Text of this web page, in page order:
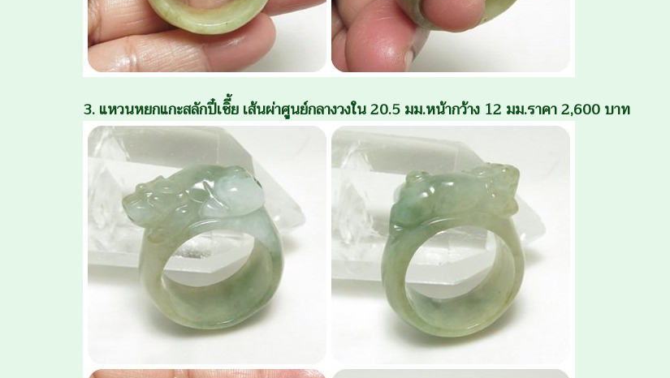
3. แหวนหยกแกะสลักปี๋เซิี้ย เส้นผ่าศูนย์กลางวงใน 20.5 มม.หน้ากว้าง 12 มม.ราคา 2,600 บาท